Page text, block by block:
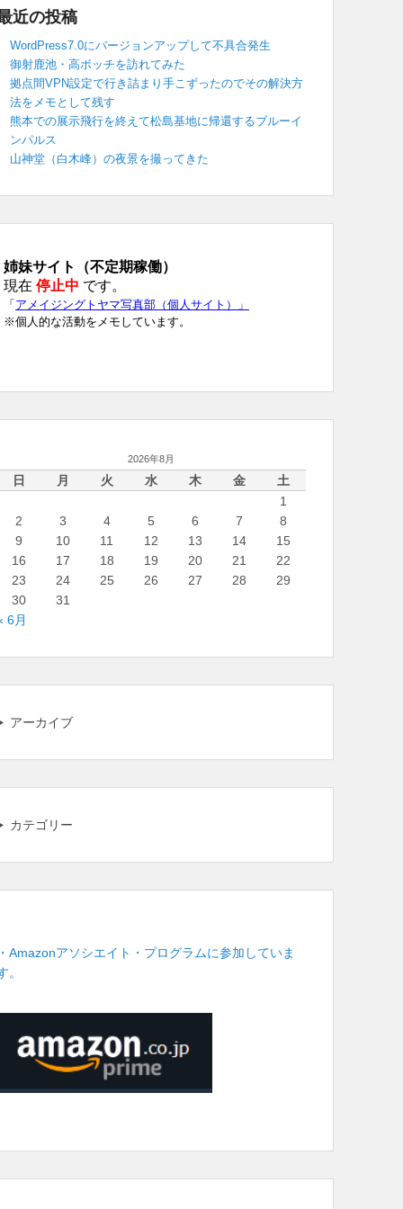
近の投稿
WordPress7.0にバージョンアップして不具合発生
御射鹿池・高ボッチを訪れてみた
拠点間VPN設定で行き詰まり手こずったのでその解決方
法をメモとして残す
熊本での展示飛行を終えて松島基地に帰還するブルーイ
ンパルス
山神堂（白木峰）の夜景を撮ってきた
2026年8月
日 月 火 水 木 金
土
1
2
3 4 5 6 7
8
9
10 11 12 13 14
15
16
17 18 19 20 21
22
23
24 25 26 27 28
29
30
31
6月
アーカイブ
カテゴリー
Amazonアソシエイト・プログラムに参加していま
。